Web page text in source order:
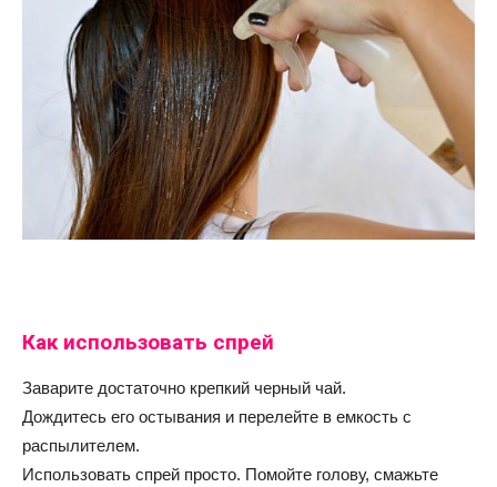
Как использовать спрей
Заварите достаточно крепкий черный чай.
Дождитесь его остывания и перелейте в емкость с
распылителем.
Использовать спрей просто. Помойте голову, смажьте